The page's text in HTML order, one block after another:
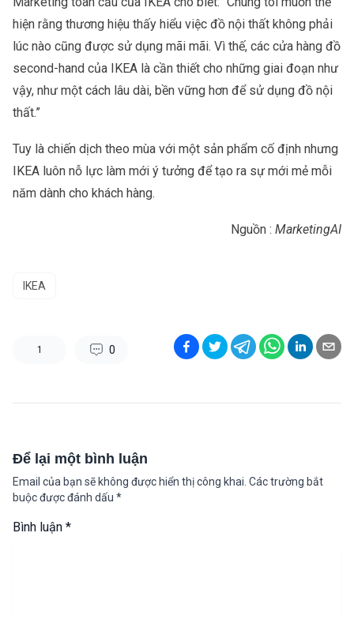
hiện rằng thương hiệu thấy hiểu việc đồ nội thất không phải
lúc nào cũng được sử dụng mãi mãi. Vì thế, các cửa hàng đồ
second-hand của IKEA là cần thiết cho những giai đoạn như
vậy, như một cách lâu dài, bền vững hơn để sử dụng đồ nội
thất.”
Tuy là chiến dịch theo mùa với một sản phẩm cố định nhưng
IKEA luôn nỗ lực làm mới ý tưởng để tạo ra sự mới mẻ mỗi
năm dành cho khách hàng.
Nguồn : MarketingAI
IKEA
1 0
Để lại một bình luận
Email của bạn sẽ không được hiển thị công khai. Các trường bắt
buộc được đánh dấu *
Bình luận *